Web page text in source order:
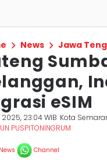
News Jawa
eSIM
2025, 23:04 WIB Kota
PUSPITONINGRUM
News Channel